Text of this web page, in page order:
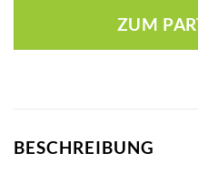
ZUM
BESCHREIBUNG